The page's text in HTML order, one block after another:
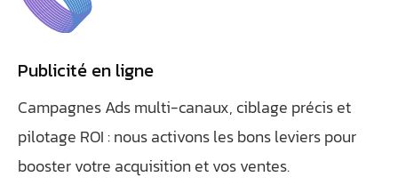
Publicité en ligne
Campagnes Ads multi-canaux, ciblage précis et
pilotage ROI : nous activons les bons leviers pour
booster votre acquisition et vos ventes.